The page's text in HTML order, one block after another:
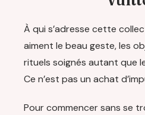
À qui s’adresse cette
aiment le beau geste, les
rituels soignés autant que
Ce n’est pas un achat
Pour commencer sans se